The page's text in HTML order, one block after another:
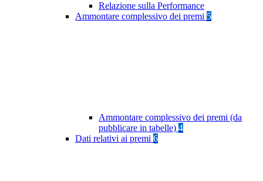
Relazione sulla Performance
Ammontare complessivo dei premi 5
Ammontare complessivo dei premi (da
pubblicare in tabelle) 4
Dati relativi ai premi 6